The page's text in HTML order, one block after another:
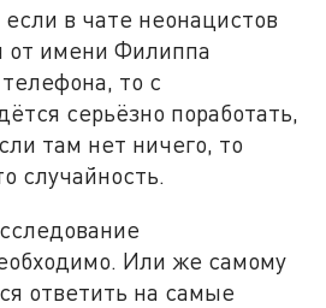
в чате неонацистов
от имени Филиппа
то с
серьёзно поработать,
там нет ничего, то
случайность.
Или же самому
ответить на самые